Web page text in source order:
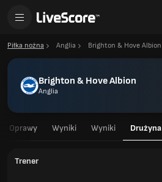
Piłka nożna Anglia Brighton & Hove Albion
Brighton & Hove Albion
Anglia
Oprawy Wyniki Wyniki Drużyna
Trener